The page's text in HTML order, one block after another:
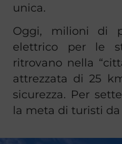
unica.
Oggi, milioni di
elettrico per le
ritrovano nella
attrezzata di 25
sicurezza. Per
la meta di turisti